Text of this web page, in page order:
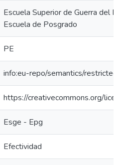
Escuela Superior de Guerra del
Escuela de Posgrado
PE
info:eu-repo/semantics/
https://creativecommons.org/
Esge - Epg
Efectividad